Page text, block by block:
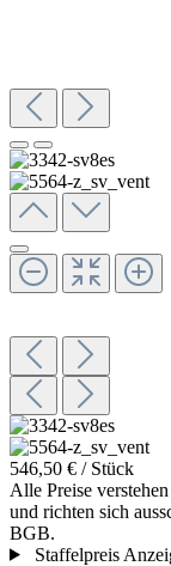
546,50 € / Stück
Alle Preise
und richten sich
BGB.
Staffelpreis